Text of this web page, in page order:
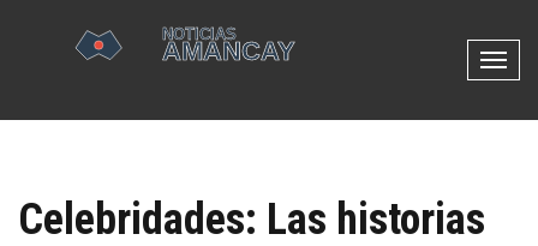
N
v
Celebridades: Las historias